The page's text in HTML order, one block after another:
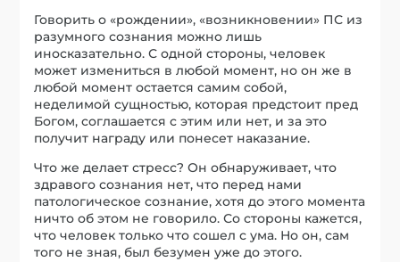
Говорить о «рождении», «возникновении» ПС из
разумного сознания можно лишь
иносказательно. С одной стороны, человек
может измениться в любой момент, но он же в
любой момент остается самим собой,
неделимой сущностью, которая предстоит пред
Богом, соглашается с этим или нет, и за это
получит награду или понесет наказание.
Что же делает стресс? Он обнаруживает, что
здравого сознания нет, что перед нами
патологическое сознание, хотя до этого момента
ничто об этом не говорило. Со стороны кажется,
что человек только что сошел с ума. Но он, сам
того не зная, был безумен уже до этого.